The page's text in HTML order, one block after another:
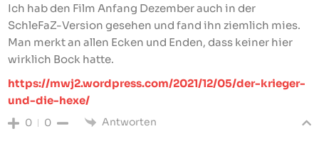
Ich hab den Film Anfang Dezember auch in der
SchleFaZ-Version gesehen und fand ihn ziemlich mies.
Man merkt an allen Ecken und Enden, dass keiner hier
wirklich Bock hatte.
https://mwj2.wordpress.com/2021/12/05/der-krieger-
und-die-hexe/
0 0 Antworten